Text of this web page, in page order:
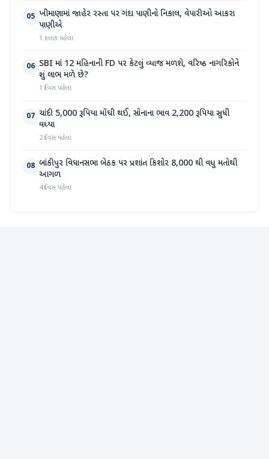
05 ખીમાણામાં જાહેર રસ્તા પર ગંદા પાણીનો નિકાલ, વેપારીઓ આકરા
પાણીએ
1 કલાક પહેલા
06 SBI માં 12 મહિનાની FD પર કેટલું વ્યાજ મળશે, વરિષ્ઠ નાગરિકોને
શું લાભ મળે છે?
1 દિવસ પહેલા
07 ચાંદી 5,000 રૂપિયા મોંઘી થઈ, સોનાના ભાવ 2,200 રૂપિયા સુધી
વધ્યા
2 દિવસ પહેલા
08 બાંકીપુર વિધાનસભા બેઠક પર પ્રશાંત કિશોર 8,000 થી વધુ મતોથી
આગળ
4 દિવસ પહેલા